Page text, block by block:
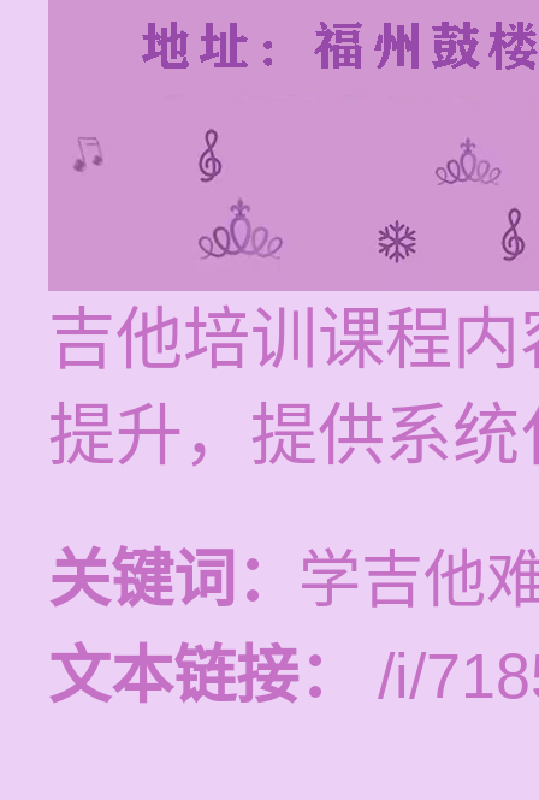
吉他培训课程
提升，提供系
关键词： 学吉他
文本链接：
/i/